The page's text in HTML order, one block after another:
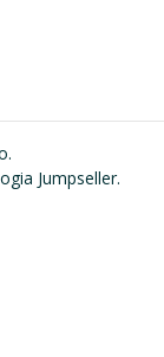
Jumpseller.